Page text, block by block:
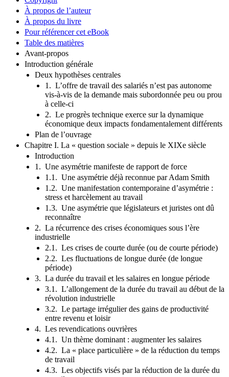
À propos de l’auteur
À propos du livre
Pour référencer cet eBook
Table des matières
Avant-propos
Introduction générale
Deux hypothèses centrales
1. L’offre de travail des salariés n’est pas autonome
vis-à-vis de la demande mais subordonnée peu ou prou
à celle-ci
2. Le progrès technique exerce sur la dynamique
économique deux impacts fondamentalement différents
Plan de l’ouvrage
Chapitre I. La « question sociale » depuis le XIXe siècle
Introduction
1. Une asymétrie manifeste de rapport de force
1.1. Une asymétrie déjà reconnue par Adam Smith
1.2. Une manifestation contemporaine d’asymétrie :
stress et harcèlement au travail
1.3. Une asymétrie que législateurs et juristes ont dû
reconnaître
2. La récurrence des crises économiques sous l’ère
industrielle
2.1. Les crises de courte durée (ou de courte période)
2.2. Les fluctuations de longue durée (de longue
période)
3. La durée du travail et les salaires en longue période
3.1. L’allongement de la durée du travail au début de la
révolution industrielle
3.2. Le partage irrégulier des gains de productivité
entre revenu et loisir
4. Les revendications ouvrières
4.1. Un thème dominant : augmenter les salaires
4.2. La « place particulière » de la réduction du temps
de travail
4.3. Les objectifs visés par la réduction de la durée du